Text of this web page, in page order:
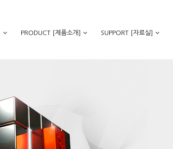
PRODUCT [제품소개] SUPPORT [자료실]